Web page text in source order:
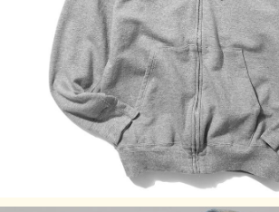
※後染めによる縮率を考慮し、染色後に
るよう計算されたサイズスペックで仕立
んでいる状態で販売しているので、着用
を心配せずにお選びください。また、着
で縮んでいた生地がほぐれて馴染んでい
に合ったサイズ感に変わっていきます。
※メタルグレーはクラシックな杢グレー
と柔らかな質感を表現するため、他のカ
んわりと緩く編み立てています。着用に
他のカラーよりも予め小さく縮んだ状態
Fabric Made in USA
Assembled in Japan
サイズの目安